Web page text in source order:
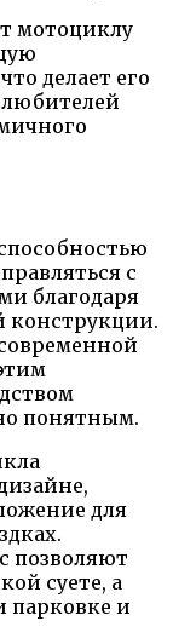
мотоциклу
делает его
с
благодаря
конструкции.
понятным.
для
позволяют
суете, а
парковке и